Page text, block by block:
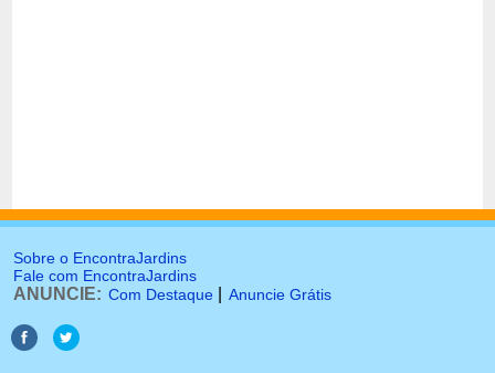
Sobre o EncontraJardins
Fale com EncontraJardins
ANUNCIE: Com Destaque Anuncie Grátis